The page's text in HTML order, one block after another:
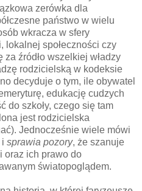
zerówka dla
państwo w wielu
wkracza w sfery
lokalnej społeczności czy
źródło wszelkiej władzy
rodzicielską w kodeksie
decyduje o tym, ile obywatel
edukację cudzych
do szkoły, czego się tam
jest rodzicielska
Jednocześnie wiele mówi
sprawia pozory, że szanuje
oraz ich prawo do
światopoglądem.